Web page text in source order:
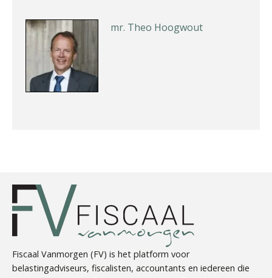
mr. Theo Hoogwout
Erik Marcus
Fiscaal Vanmorgen (FV) is het platform voor
belastingadviseurs, fiscalisten, accountants en iedereen die